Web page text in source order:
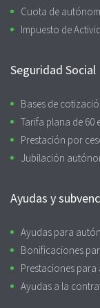
Cuota de
Impuesto de
Seguridad Social
Bases de
Tarifa plana de 60
Prestación por
Jubilación
Ayudas y
Ayudas para
Bonificaciones
Prestaciones
Ayudas a la